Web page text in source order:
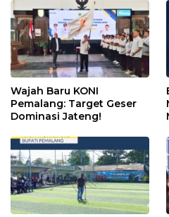
Wajah Baru KONI
Pemalang: Target Geser
Dominasi Jateng!